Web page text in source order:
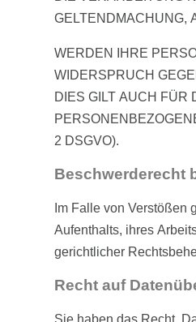
GELTENDMACHUNG,
WERDEN IHRE
WIDERSPRUCH
DIES GILT AUCH FÜR
2 DSGVO).
Beschwerde­recht
Im Falle von Verstößen
Aufenthalts, ihres
gerichtlicher
Recht auf